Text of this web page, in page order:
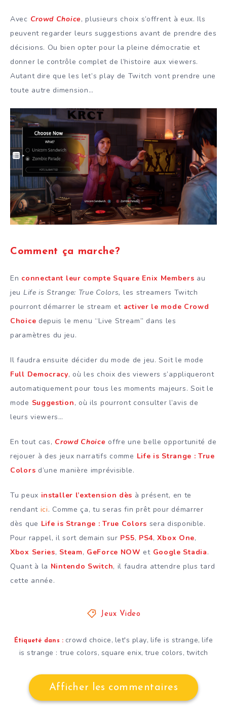
Avec Crowd Choice, plusieurs choix s’offrent à eux. Ils
peuvent regarder leurs suggestions avant de prendre des
décisions. Ou bien opter pour la pleine démocratie et
donner le contrôle complet de l’histoire aux viewers.
Autant dire que les let’s play de Twitch vont prendre une
toute autre dimension…
Comment ça marche?
En connectant leur compte Square Enix Members au
jeu Life is Strange: True Colors, les streamers Twitch
pourront démarrer le stream et activer le mode Crowd
Choice depuis le menu “Live Stream” dans les
paramètres du jeu.
Il faudra ensuite décider du mode de jeu. Soit le mode
Full Democracy, où les choix des viewers s’appliqueront
automatiquement pour tous les moments majeurs. Soit le
mode Suggestion, où ils pourront consulter l’avis de
leurs viewers…
En tout cas, Crowd Choice offre une belle opportunité de
rejouer à des jeux narratifs comme Life is Strange : True
Colors d’une manière imprévisible.
Tu peux installer l’extension dès à présent, en te
rendant ici. Comme ça, tu seras fin prêt pour démarrer
dès que Life is Strange : True Colors sera disponible.
Pour rappel, il sort demain sur PS5, PS4,Xbox One,
Xbox Series, Steam, GeForce NOW et Google Stadia.
Quant à la Nintendo Switch, il faudra attendre plus tard
cette année.
Jeux Video
Étiqueté dans : crowd choice, let's play, life is strange,life
is strange : true colors, square enix, true colors, twitch
Afficher les commentaires